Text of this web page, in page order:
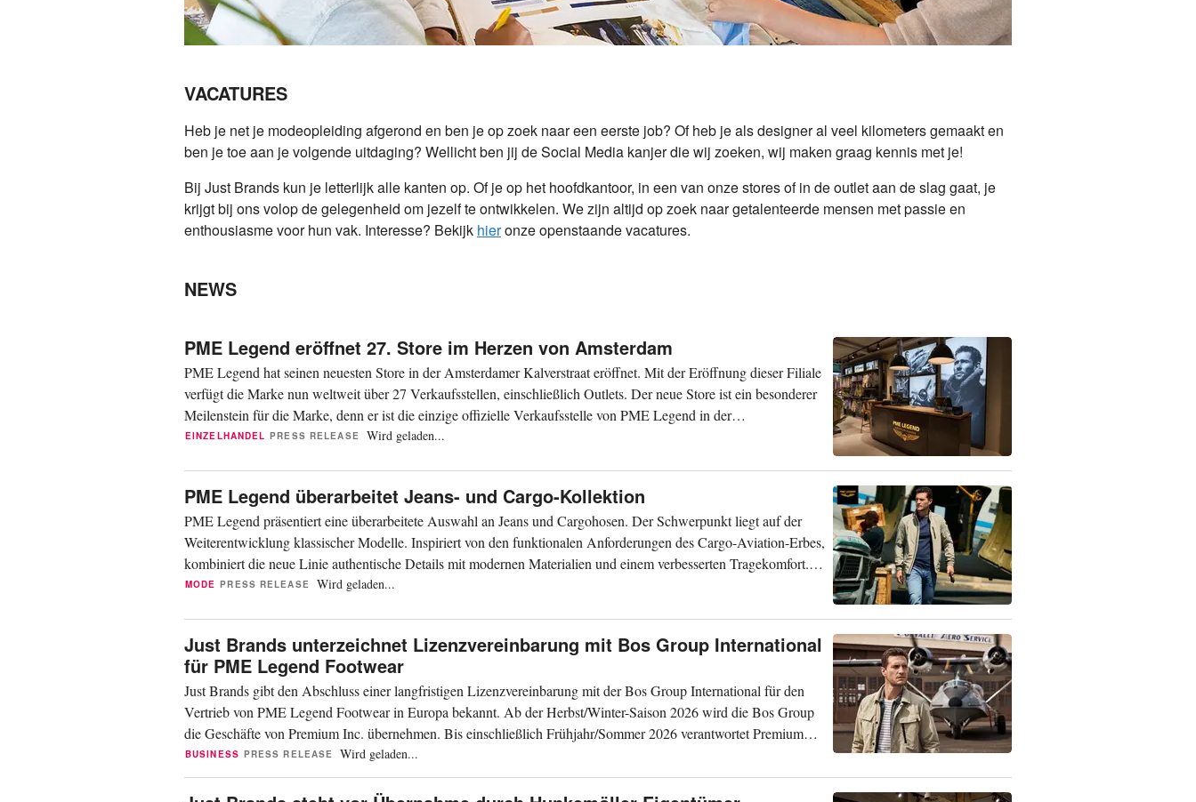
VACATURES
Heb je net je modeopleiding afgerond en ben je op zoek naar een eerste job? Of heb je als designer al veel kilometers gemaakt en
ben je toe aan je volgende uitdaging? Wellicht ben jij de Social Media kanjer die wij zoeken, wij maken graag kennis met je!
Bij Just Brands kun je letterlijk alle kanten op. Of je op het hoofdkantoor, in een van onze stores of in de outlet aan de slag gaat, je
krijgt bij ons volop de gelegenheid om jezelf te ontwikkelen. We zijn altijd op zoek naar getalenteerde mensen met passie en
enthousiasme voor hun vak. Interesse? Bekijk hieronze openstaande vacatures.
NEWS
PME Legend eröffnet 27. Store im Herzen von Amsterdam
PME Legend hat seinen neuesten Store in der Amsterdamer Kalverstraat eröffnet. Mit der Eröffnung dieser Filiale
verfügt die Marke nun weltweit über 27 Verkaufsstellen, einschließlich Outlets. Der neue Store ist ein besonderer
Meilenstein für die Marke, denn er ist die einzige offizielle Verkaufsstelle von PME Legend in der
niederländischen...
EINZELHANDEL PRESS RELEASE Wird geladen...
PME Legend überarbeitet Jeans- und Cargo-Kollektion
PME Legend präsentiert eine überarbeitete Auswahl an Jeans und Cargohosen. Der Schwerpunkt liegt auf der
Weiterentwicklung klassischer Modelle. Inspiriert von den funktionalen Anforderungen des Cargo-Aviation-Erbes,
kombiniert die neue Linie authentische Details mit modernen Materialien und einem verbesserten Tragekomfort.
Die Marke überarbeitet...
MODE PRESS RELEASE Wird geladen...
Just Brands unterzeichnet Lizenzvereinbarung mit Bos Group International
für PME Legend Footwear
Just Brands gibt den Abschluss einer langfristigen Lizenzvereinbarung mit der Bos Group International für den
Vertrieb von PME Legend Footwear in Europa bekannt. Ab der Herbst/Winter-Saison 2026 wird die Bos Group
die Geschäfte von Premium Inc. übernehmen. Bis einschließlich Frühjahr/Sommer 2026 verantwortet Premium
Inc. weiterhin den Vertrieb...
BUSINESS PRESS RELEASE Wird geladen...